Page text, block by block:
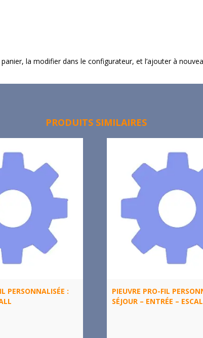
la modifier dans le configurateur, et l’ajouter à
PRODUITS SIMILAIRES
PERSONNALISÉE :
PIEUVRE PRO-FIL
SÉJOUR – ENTRÉE –